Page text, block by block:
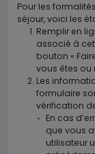
Pour les
séjour, voici les
Remplir en
associé à
bouton «
vous êtes ou
Les
formulaire
vérification
En cas
que vous
utilisateur